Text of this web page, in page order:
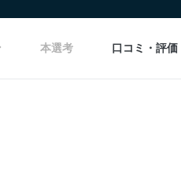
本選考 口コミ・評価